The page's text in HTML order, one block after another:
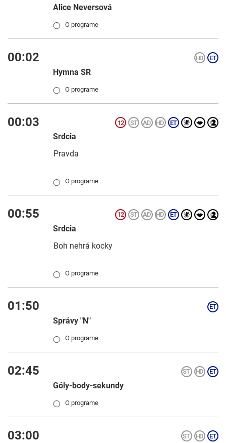
Alice Neversová
◯ O programe
00:02
Hymna SR
◯ O programe
00:03
Srdcia
Pravda
◯ O programe
00:55
Srdcia
Boh nehrá kocky
◯ O programe
01:50
Správy "N"
◯ O programe
02:45
Góly-body-sekundy
◯ O programe
03:00